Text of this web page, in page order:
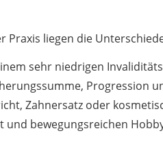
liegen die
sehr niedrigen
Progression
Zahnersatz oder
und bewegungsreichen